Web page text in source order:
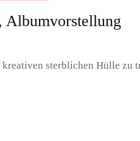
Albumvorstellung
sterblichen Hülle zu